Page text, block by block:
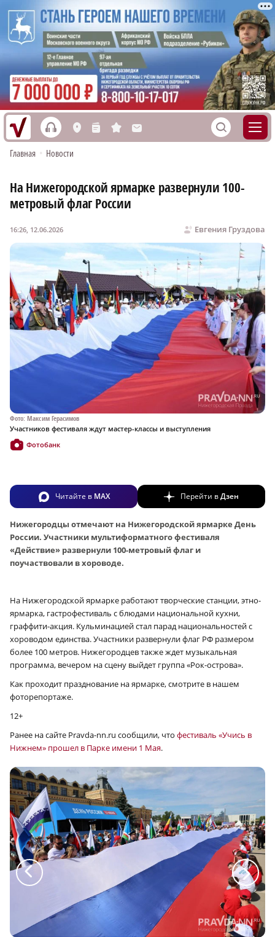
h L n s M S
Главная • Новости
На Нижегородской ярмарке развернули 100-
метровый флаг России
Евгения Груздова
16:26, 12.06.2026
Фото: Максим Герасимов
Участников фестиваля ждут мастер-классы и выступления
Фотобанк
Читайте в MAX Перейти вДзен
Нижегородцы отмечают на Нижегородской ярмарке День
России. Участники мультиформатного фестиваля
«Действие» развернули 100-метровый флаг и
поучаствовали в хороводе.
На Нижегородской ярмарке работают творческие станции, этно-
ярмарка, гастрофестиваль с блюдами национальной кухни,
граффити-акция. Кульминацией стал парад национальностей с
хороводом единства. Участники развернули флаг РФ размером
более 100 метров. Нижегородцев также ждет музыкальная
программа, вечером на сцену выйдет группа «Рок-острова».
Как проходит празднование на ярмарке, смотрите в нашем
фоторепортаже.
12+
Ранее на сайте Pravda-nn.ru сообщили, что фестиваль «Учись в
Нижнем» прошел в Парке имени 1 Мая.
a a